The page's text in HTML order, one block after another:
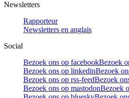
Newsletters
Rapporteur
Newsletters en anglais
Social
Bezoek ons op facebookBezoek
Bezoek ons op linkedinBezoek
Bezoek ons op rss-feedBezoek
Bezoek ons op mastodonBezoek